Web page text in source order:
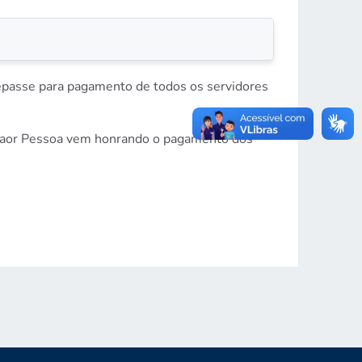
para pagamento de todos os servidores
Pessoa vem honrando o pagamento dos